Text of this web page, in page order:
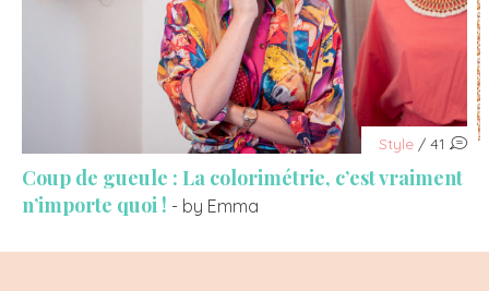
Style / 41
Coup de gueule : La colorimétrie, c’est vraiment
n’importe quoi ! - by Emma